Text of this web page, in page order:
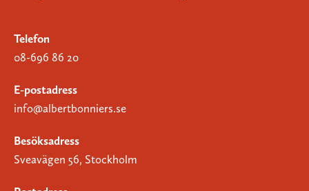
Telefon
08-696 86 20
E-postadress
info@albertbonniers.se
Besöksadress
Sveavägen 56, Stockholm